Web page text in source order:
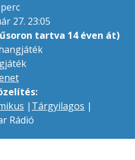
27. 23:05
tartva 14 éven át)
| Tárgyilagos |
Rádió